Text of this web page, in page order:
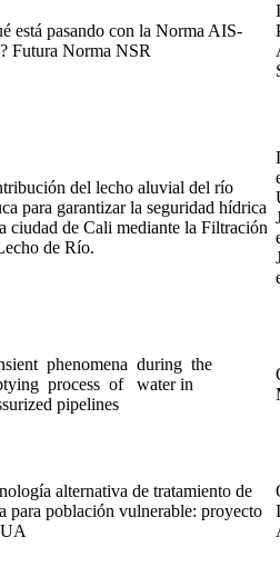
está pasando con la Norma AIS-
Futura Norma NSR
del lecho aluvial del río
para garantizar la seguridad hídrica
ciudad de Cali mediante la Filtración
de Río.
phenomena during the
process of water in
pipelines
alternativa de tratamiento de
para población vulnerable: proyecto